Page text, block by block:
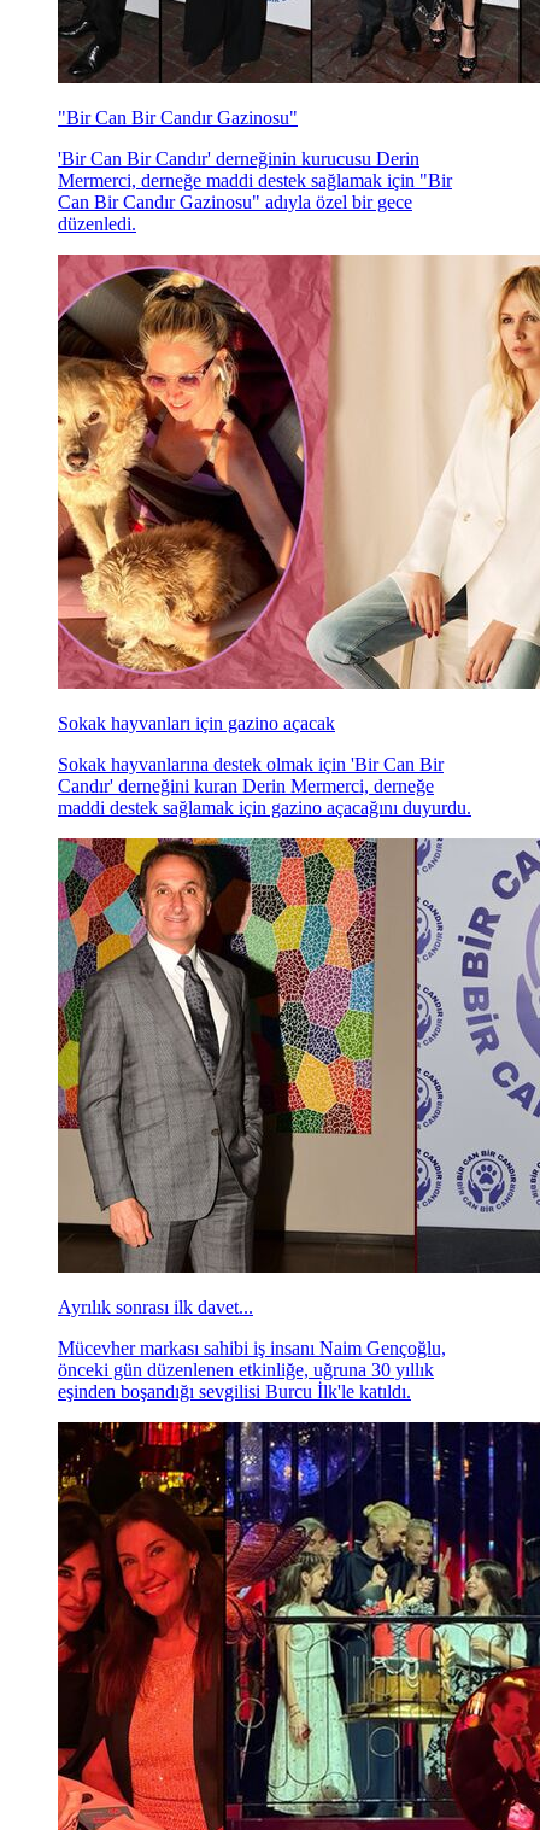
"Bir Can Bir Candır Gazinosu"
'Bir Can Bir Candır' derneğinin kurucusu Derin
Mermerci, derneğe maddi destek sağlamak için "Bir
Can Bir Candır Gazinosu" adıyla özel bir gece
düzenledi.
Sokak hayvanları için gazino açacak
Sokak hayvanlarına destek olmak için 'Bir Can Bir
Candır' derneğini kuran Derin Mermerci, derneğe
maddi destek sağlamak için gazino açacağını duyurdu.
Ayrılık sonrası ilk davet...
Mücevher markası sahibi iş insanı Naim Gençoğlu,
önceki gün düzenlenen etkinliğe, uğruna 30 yıllık
eşinden boşandığı sevgilisi Burcu İlk'le katıldı.